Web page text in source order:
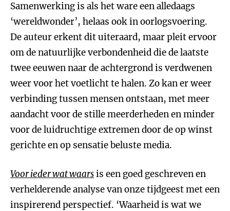
Samenwerking is als het ware een alledaags
‘wereldwonder’, helaas ook in oorlogsvoering.
De auteur erkent dit uiteraard, maar pleit ervoor
om de natuurlijke verbondenheid die de laatste
twee eeuwen naar de achtergrond is verdwenen
weer voor het voetlicht te halen. Zo kan er weer
verbinding tussen mensen ontstaan, met meer
aandacht voor de stille meerderheden en minder
voor de luidruchtige extremen door de op winst
gerichte en op sensatie beluste media.
Voor ieder wat waarsis een goed geschreven en
verhelderende analyse van onze tijdgeest met een
inspirerend perspectief. ‘Waarheid is wat we